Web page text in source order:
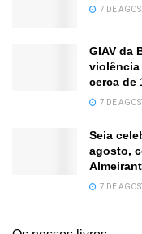
7 DE
GIAV da
violência
cerca de
7 DE
Seia
agosto,
7 DE